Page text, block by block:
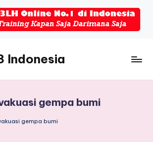
Indonesia
gempa bumi
gempa bumi